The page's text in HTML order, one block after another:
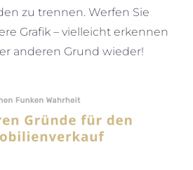
zu trennen. Werfen Sie
Grafik – vielleicht erkennen
anderen Grund wieder!